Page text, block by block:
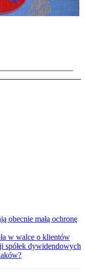
obecnie małą ochronę
w walce o klientów
spółek dywidendowych